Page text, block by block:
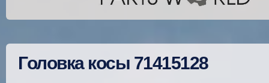
Головка косы 71415128